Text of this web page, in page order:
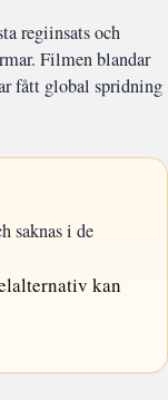
regiinsats och
Filmen blandar
fått global spridning
saknas i de
kan